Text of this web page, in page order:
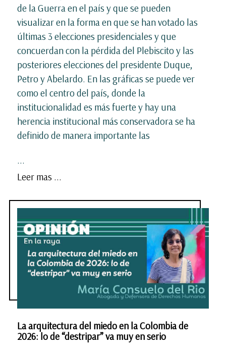
de la Guerra en el país y que se pueden
visualizar en la forma en que se han votado las
últimas 3 elecciones presidenciales y que
concuerdan con la pérdida del Plebiscito y las
posteriores elecciones del presidente Duque,
Petro y Abelardo. En las gráficas se puede ver
como el centro del país, donde la
institucionalidad es más fuerte y hay una
herencia institucional más conservadora se ha
definido de manera importante las
...
Leer mas ...
La arquitectura del miedo en la Colombia de
2026: lo de “destripar” va muy en serio